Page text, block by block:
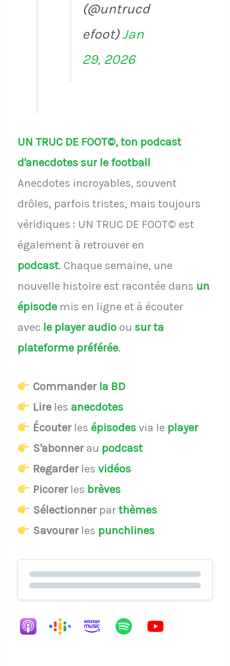
(@untrucd
efoot)Jan
29, 2026
UN TRUC DE FOOT©, ton podcast
d'anecdotes sur le football
Anecdotes incroyables, souvent
drôles, parfois tristes, mais toujours
véridiques : UN TRUC DE FOOT© est
également à retrouver en
podcast. Chaque semaine, une
nouvelle histoire est racontée dans un
épisodemis en ligne et à écouter
avec le player audio ou sur ta
plateforme préférée.
Commander la BD
Lireles anecdotes
Écouterles épisodesvia le player
S'abonnerau podcast
Regarderles vidéos
Picorerles brèves
Sélectionnerparthèmes
Savourerles punchlines